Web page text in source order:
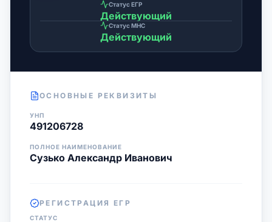
Статус ЕГР
Действующий
Статус МНС
Действующий
ОСНОВНЫЕ РЕКВИЗИТЫ
УНП
491206728
ПОЛНОЕ НАИМЕНОВАНИЕ
Сузько Александр Иванович
РЕГИСТРАЦИЯ ЕГР
СТАТУС